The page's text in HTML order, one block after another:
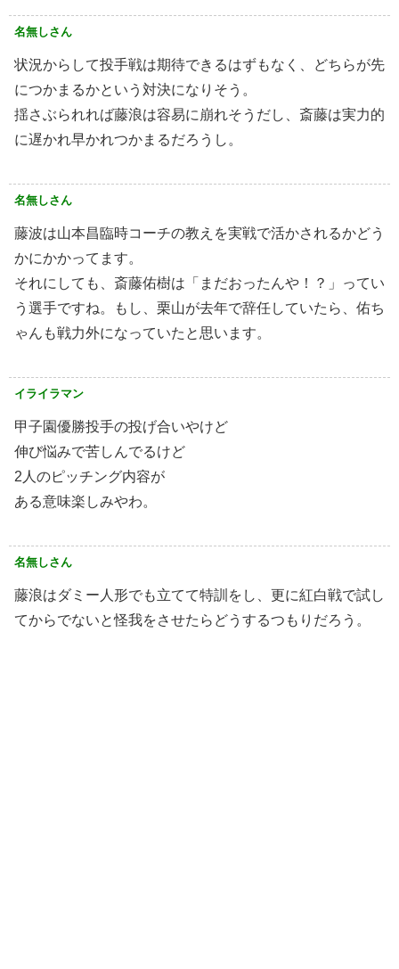
名無しさん
状況からして投手戦は期待できるはずもなく、どちらが先
につかまるかという対決になりそう。
揺さぶられれば藤浪は容易に崩れそうだし、斎藤は実力的
に遅かれ早かれつかまるだろうし。
名無しさん
藤波は山本昌臨時コーチの教えを実戦で活かされるかどう
かにかかってます。
それにしても、斎藤佑樹は「まだおったんや！？」ってい
う選手ですね。もし、栗山が去年で辞任していたら、佑ち
ゃんも戦力外になっていたと思います。
イライラマン
甲子園優勝投手の投げ合いやけど
伸び悩みで苦しんでるけど
2人のピッチング内容が
ある意味楽しみやわ。
名無しさん
藤浪はダミー人形でも立てて特訓をし、更に紅白戦で試し
てからでないと怪我をさせたらどうするつもりだろう。